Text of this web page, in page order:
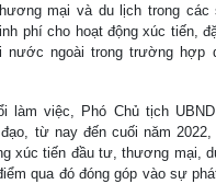
mại và du lịch trong
phí cho hoạt động xúc tiến,
nước ngoài trong trường hợp
làm việc, Phó Chủ tịch
từ nay đến cuối năm
xúc tiến đầu tư, thương mại,
qua đó đóng góp vào sự